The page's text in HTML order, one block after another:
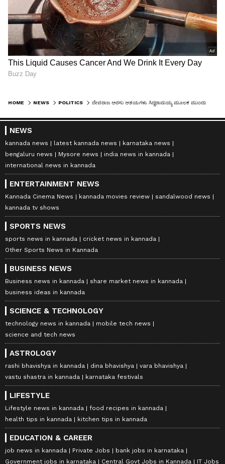
HOME NEWS POLITICS
NEWS
kannada news latest kannada news
karnataka news
bengaluru news
Mysore news
india news in kannada
international news in kannada
ENTERTAINMENT NEWS
Kannada Cinema News kannada movies review
sandalwood news
kannada tv shows
SPORTS NEWS
sports news in kannada
cricket news in kannada
Other Sports News in Kannada
BUSINESS NEWS
Business news in kannada
share market news in kannada
business ideas in kannada
SCIENCE & TECHNOLOGY
technology news in kannada
mobile tech news
science and tech news
ASTROLOGY
rashi bhavishya in kannada dina bhavishya
vara bhavishya
vastu shastra in kannada
karnataka festivals
LIFESTYLE
Lifestyle news in kannada
food recipes in kannada
health tips in kannada
kitchen tips in kannada
EDUCATION & CAREER
job news in kannada Private Jobs
bank jobs in karnataka
Government jobs in karnataka
Central Govt Jobs in Kannada IT Jobs